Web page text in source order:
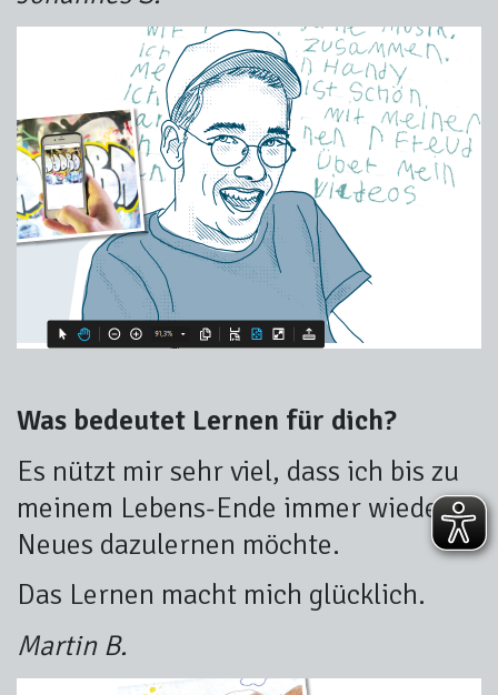
Was bedeutet Lernen für dich?
Es nützt mir sehr viel, dass ich bis zu
meinem Lebens-Ende immer wieder
Neues dazulernen möchte.
Das Lernen macht mich glücklich.
Martin B.